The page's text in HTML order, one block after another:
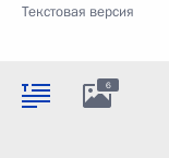
Текстовая версия
6